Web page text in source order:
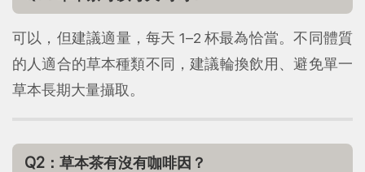
可以，但建議適量，每天 1–2 杯最為恰當。不同體質
的人適合的草本種類不同，建議輪換飲用、避免單一
草本長期大量攝取。
Q2：草本茶有沒有咖啡因？